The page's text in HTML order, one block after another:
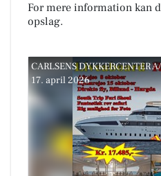
For mere information kan
opslag.
CARLSENS DYKKERCENTER
17. april 2026